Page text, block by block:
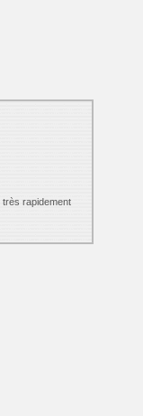
rapidement